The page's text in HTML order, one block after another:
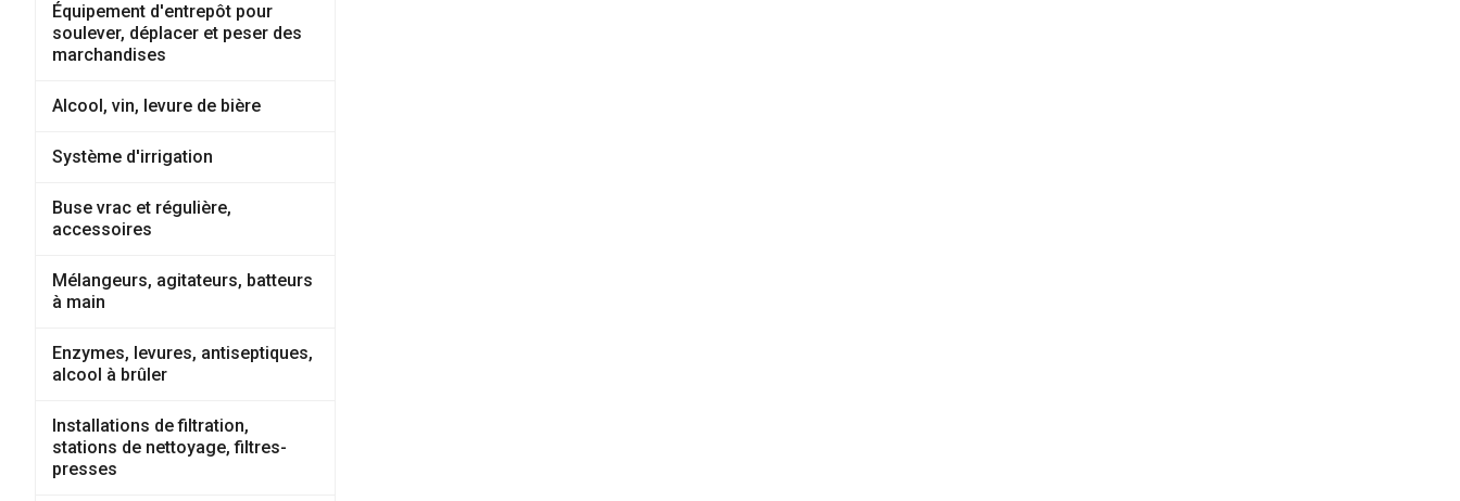
Équipement d'entrepôt pour
soulever, déplacer et peser des
marchandises
Alcool, vin, levure de bière
Système d'irrigation
Buse vrac et régulière,
accessoires
Mélangeurs, agitateurs, batteurs
à main
Enzymes, levures, antiseptiques,
alcool à brûler
Installations de filtration,
stations de nettoyage, filtres-
presses